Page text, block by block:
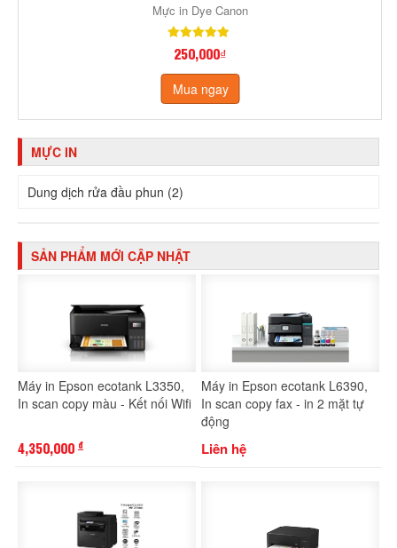
Mực in Dye Canon
250,000₫
Mua ngay
MỰC IN
Dung dịch rửa đầu phun (2)
SẢN PHẨM MỚI CẬP NHẬT
Máy in Epson ecotank L3350,
In scan copy màu - Kết nối Wifi
4,350,000 đ
Máy in Epson ecotank L6390,
In scan copy fax - in 2 mặt tự
động
Liên hệ